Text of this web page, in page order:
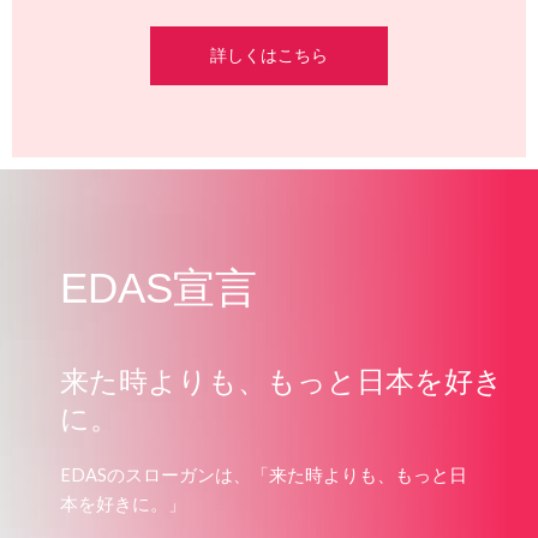
詳しくはこちら
EDAS宣言
来た時よりも、もっと日本を好き
に。
EDASのスローガンは、「来た時よりも、もっと日
本を好きに。」